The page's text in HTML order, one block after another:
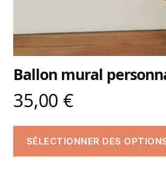
Ballon mural
35,00 €
SÉLECTIONNER DES